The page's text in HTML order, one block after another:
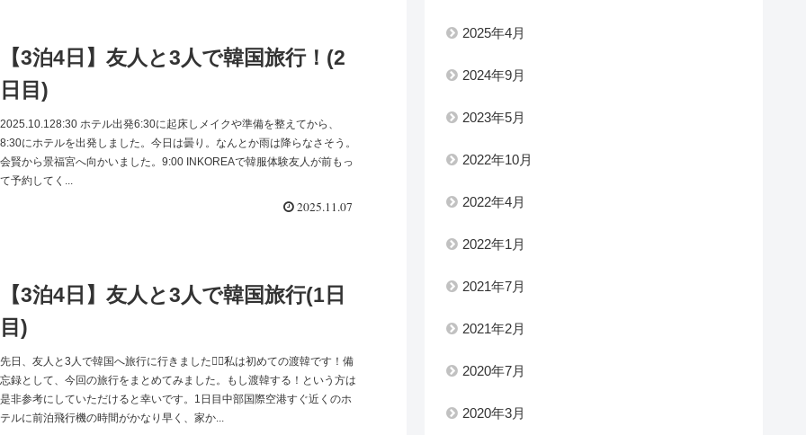
【3泊4日】友人と3人で韓国旅行！(2
日目)
2025.10.128:30 ホテル出発6:30に起床しメイクや準備を整えてから、
8:30にホテルを出発しました。今日は曇り。なんとか雨は降らなさそう。
会賢から景福宮へ向かいました。9:00 INKOREAで韓服体験友人が前もっ
て予約してく...
2025.11.07
【3泊4日】友人と3人で韓国旅行(1日
目)
先日、友人と3人で韓国へ旅行に行きました私は初めての渡韓です！備
忘録として、今回の旅行をまとめてみました。もし渡韓する！という方は
是非参考にしていただけると幸いです。1日目中部国際空港すぐ近くのホ
テルに前泊飛行機の時間がかなり早く、家か...
2025年4月
2024年9月
2023年5月
2022年10月
2022年4月
2022年1月
2021年7月
2021年2月
2020年7月
2020年3月